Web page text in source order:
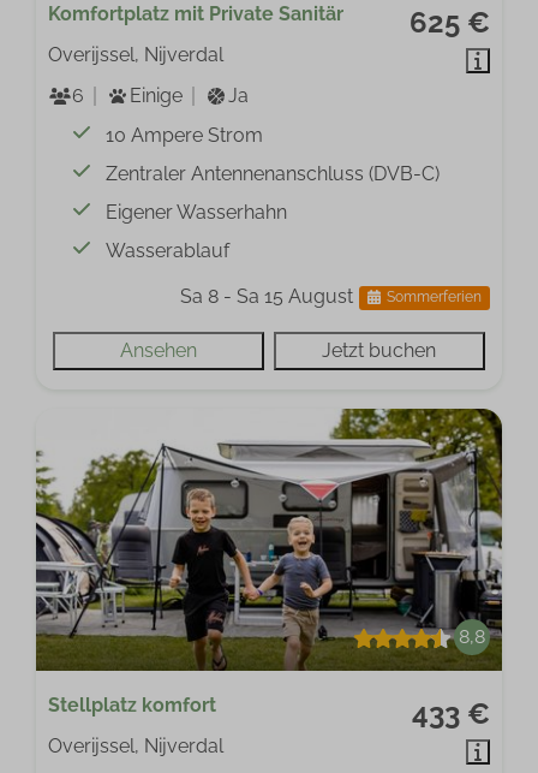
625 €
Komfortplatz mit Private Sanitär
Overijssel, Nijverdal
6
Einige
Ja
10 Ampere Strom
Zentraler Antennenanschluss (DVB-C)
Eigener Wasserhahn
Wasserablauf
Sa 8 - Sa 15 August
Sommerferien
Ansehen Jetzt buchen
8,8
433 €
Stellplatz komfort
Overijssel, Nijverdal